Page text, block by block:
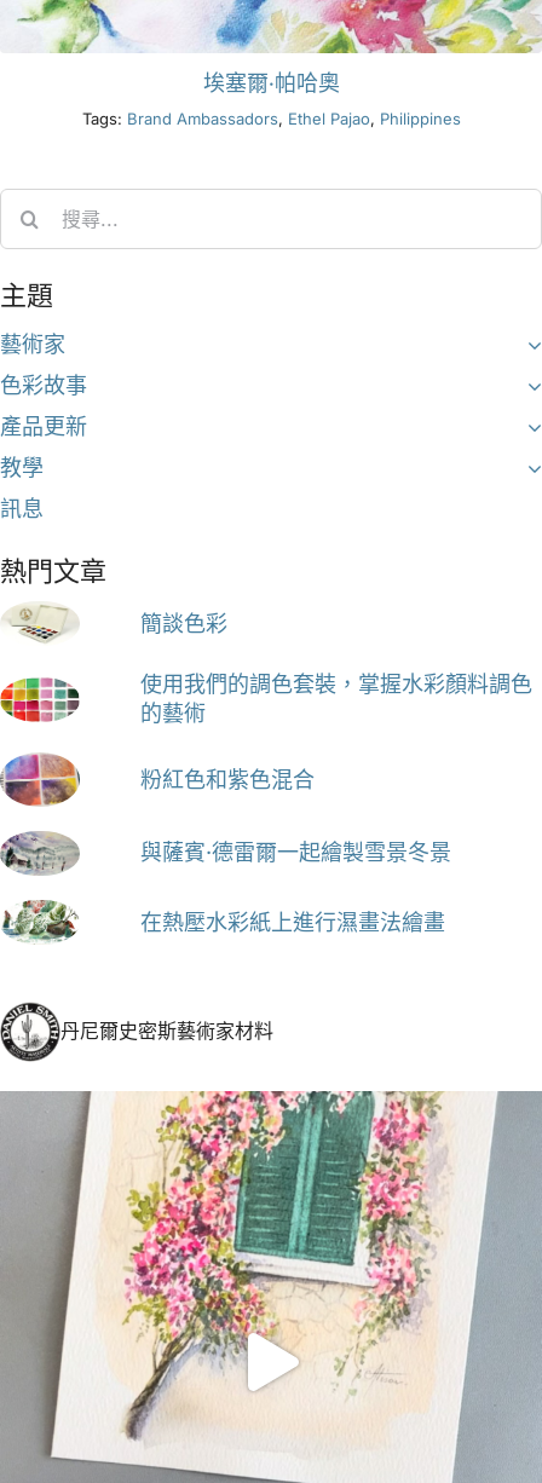
埃塞爾·帕哈奧
Tags: Brand Ambassadors, Ethel Pajao, Philippines
主題
藝術家
色彩故事
產品更新
教學
訊息
熱門文章
簡談色彩
使用我們的調色套裝，掌握水彩顏料調色
的藝術
粉紅色和紫色混合
與薩賓·德雷爾一起繪製雪景冬景
在熱壓水彩紙上進行濕畫法繪畫
丹尼爾史密斯藝術家材料